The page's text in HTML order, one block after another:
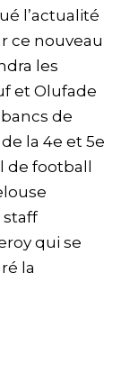
l’actualité
ce nouveau
les
et Olufade
de
la 4e et 5e
de football
staff
qui se
la